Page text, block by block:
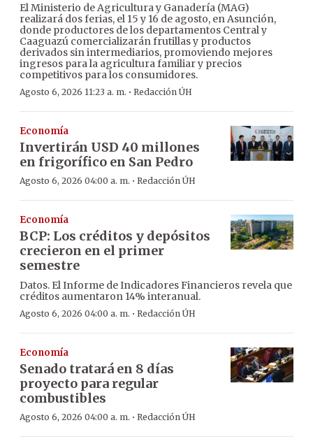
El Ministerio de Agricultura y Ganadería (MAG)
realizará dos ferias, el 15 y 16 de agosto, en Asunción,
donde productores de los departamentos Central y
Caaguazú comercializarán frutillas y productos
derivados sin intermediarios, promoviendo mejores
ingresos para la agricultura familiar y precios
competitivos para los consumidores.
Agosto 6, 2026 11:23 a. m. · Redacción ÚH
Economía
Invertirán USD 40 millones
en frigorífico en San Pedro
Agosto 6, 2026 04:00 a. m. · Redacción ÚH
Economía
BCP: Los créditos y depósitos
crecieron en el primer
semestre
Datos. El Informe de Indicadores Financieros revela que
créditos aumentaron 14% interanual.
Agosto 6, 2026 04:00 a. m. · Redacción ÚH
Economía
Senado tratará en 8 días
proyecto para regular
combustibles
Agosto 6, 2026 04:00 a. m. · Redacción ÚH